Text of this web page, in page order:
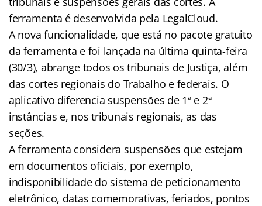
ferramenta é desenvolvida pela LegalCloud.
A nova funcionalidade, que está no pacote gratuito
da ferramenta e foi lançada na última quinta-feira
(30/3), abrange todos os tribunais de Justiça, além
das cortes regionais do Trabalho e federais. O
aplicativo diferencia suspensões de 1ª e 2ª
instâncias e, nos tribunais regionais, as das
seções.
A ferramenta considera suspensões que estejam
em documentos oficiais, por exemplo,
indisponibilidade do sistema de peticionamento
eletrônico, datas comemorativas, feriados, pontos